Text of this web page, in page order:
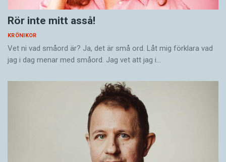
Rör inte mitt asså!
KRÖNIKOR
Vet ni vad småord är? Ja, det är små ord. Låt mig förklara vad
jag i dag menar med småord. Jag vet att jag i…